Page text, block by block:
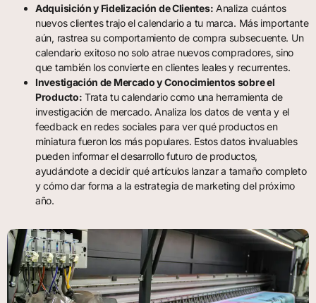
Adquisición y Fidelización de Clientes: Analiza cuántos
nuevos clientes trajo el calendario a tu marca. Más importante
aún, rastrea su comportamiento de compra subsecuente. Un
calendario exitoso no solo atrae nuevos compradores, sino
que también los convierte en clientes leales y recurrentes.
Investigación de Mercado y Conocimientos sobre el
Producto: Trata tu calendario como una herramienta de
investigación de mercado. Analiza los datos de venta y el
feedback en redes sociales para ver qué productos en
miniatura fueron los más populares. Estos datos invaluables
pueden informar el desarrollo futuro de productos,
ayudándote a decidir qué artículos lanzar a tamaño completo
y cómo dar forma a la estrategia de marketing del próximo
año.